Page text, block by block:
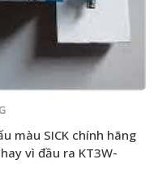
màu SICK chính hãng
vì đầu ra KT3W-